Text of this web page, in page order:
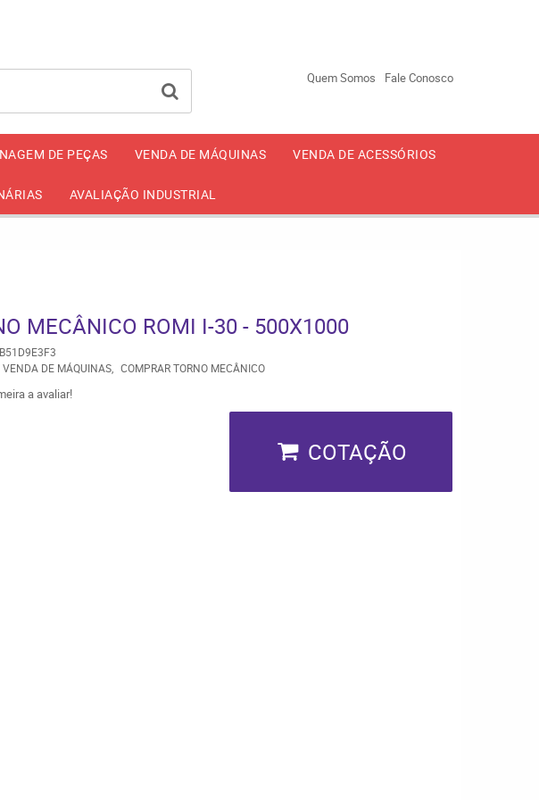
Quem Somos
Fale Conosco
DE PEÇAS VENDA DE MÁQUINAS VENDA DE ACESSÓRIOS
AVALIAÇÃO INDUSTRIAL
MECÂNICO ROMI I-30 - 500X1000
VENDA DE MÁQUINAS COMPRAR TORNO MECÂNICO
a avaliar!
COTAÇÃO